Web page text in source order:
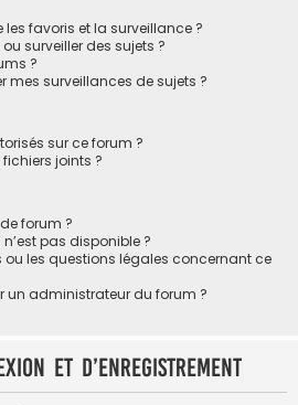
les favoris et la surveillance ?
surveiller des sujets ?
?
surveillances de sujets ?
sur ce forum ?
joints ?
forum ?
pas disponible ?
les questions légales concernant ce
administrateur du forum ?
et d’enregistrement